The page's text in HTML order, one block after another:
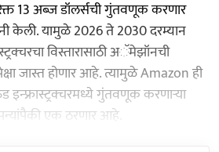
13 अब्ज डॉलर्सची गुंतवणूक करणार
केली. यामुळे 2026 ते 2030 दरम्यान
विस्तारासाठी अॅमेझॉनची
जास्त होणार आहे. त्यामुळे Amazon ही
इन्फ्रास्ट्रक्चरमध्ये गुंतवणूक करणाऱ्या
एक ठरणार आहे.